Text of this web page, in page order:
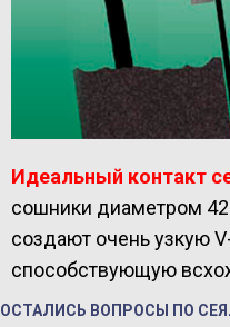
Идеальный контакт
сошники диаметром
создают очень узкую
способствующую
ОСТАЛИСЬ ВОПРОСЫ ПО